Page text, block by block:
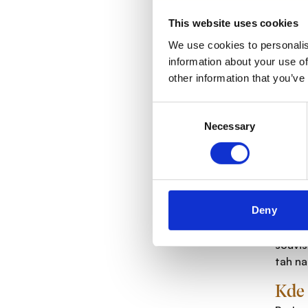
This website uses cookies
We use cookies to
information about your use
other information that
Necessary
Deny
silné
S
mě
nebo
tah